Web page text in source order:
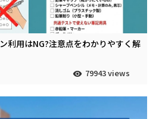
利用はNG?注意点をわかりやすく解
79943 views